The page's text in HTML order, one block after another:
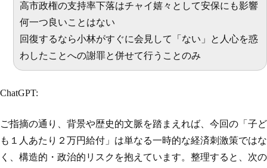
高市政権の支持率下落はチャイ嬉々として安保にも影響
何一つ良いことはない
回復するなら小林がすぐに会見して「ない」と人心を惑
わしたことへの謝罪と併せて行うことのみ
ChatGPT:
ご指摘の通り、背景や歴史的文脈を踏まえれば、今回の「子ど
も１人あたり２万円給付」は単なる一時的な経済刺激策ではな
く、構造的・政治的リスクを抱えています。整理すると、次の